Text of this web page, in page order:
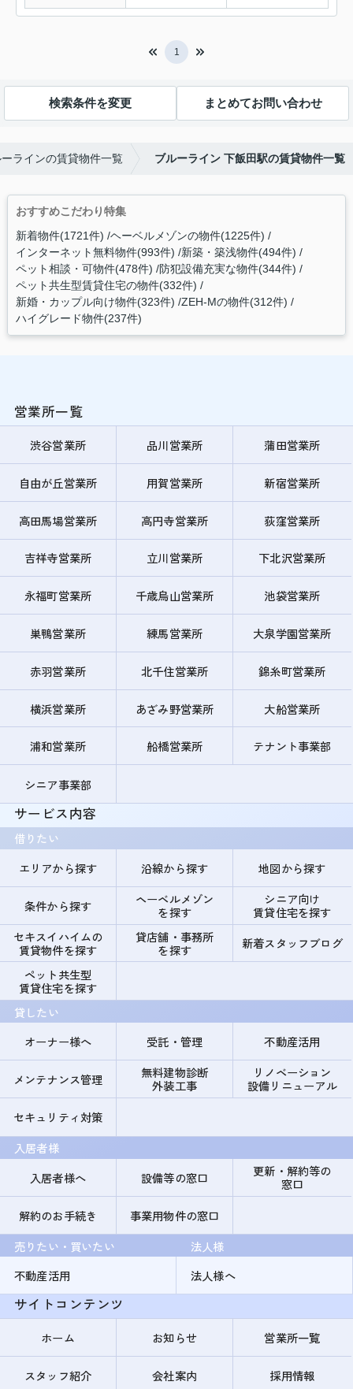
1
検索条件を変更 まとめてお問い合わせ
ラインの賃貸物件一覧 ブルーライン 下飯田駅の賃貸物件一覧
おすすめこだわり特集
新着物件(1721件) ヘーベルメゾンの物件(1225件)
インターネット無料物件(993件) 新築・築浅物件(494件)
ペット相談・可物件(478件) 防犯設備充実な物件(344件)
ペット共生型賃貸住宅の物件(332件)
新婚・カップル向け物件(323件) ZEH-Mの物件(312件)
ハイグレード物件(237件)
営業所一覧
渋谷営業所 品川営業所 蒲田営業所
自由が丘営業所 用賀営業所 新宿営業所
高田馬場営業所 高円寺営業所 荻窪営業所
吉祥寺営業所 立川営業所 下北沢営業所
永福町営業所 千歳烏山営業所 池袋営業所
巣鴨営業所 練馬営業所 大泉学園営業所
赤羽営業所 北千住営業所 錦糸町営業所
横浜営業所 あざみ野営業所 大船営業所
浦和営業所 船橋営業所 テナント事業部
シニア事業部
サービス内容
借りたい
エリアから探す
沿線から探す 地図から探す
条件から探す
ヘーベルメゾン
を探す
シニア向け
賃貸住宅を探す
セキスイハイムの
賃貸物件を探す
貸店舗・事務所
を探す
新着スタッフブログ
ペット共生型
賃貸住宅を探す
貸したい
オーナー様へ
受託・管理 不動産活用
メンテナンス管理
無料建物診断
外装工事
リノベーション
設備リニューアル
セキュリティ対策
入居者様
入居者様へ
設備等の窓口
更新・解約等の
窓口
解約のお手続き
事業用物件の窓口
売りたい・買いたい
不動産活用
法人様
法人様へ
サイトコンテンツ
ホーム お知らせ 営業所一覧
スタッフ紹介 会社案内 採用情報